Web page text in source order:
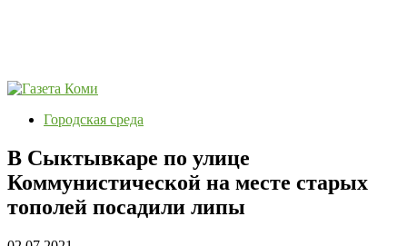
Городская среда
В Сыктывкаре по улице
Коммунистической на месте старых
тополей посадили липы